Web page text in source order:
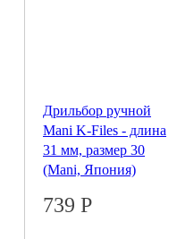
Дрильбор ручной
Mani K-Files - длина
31 мм, размер 30
(Mani, Япония)
739 Р